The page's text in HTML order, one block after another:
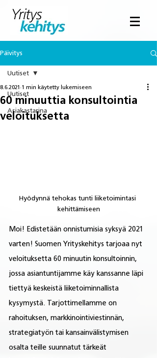
Päivitys
Uutiset
Asiakastarina
Uutiset
60 minuuttia konsultointia
veloituksetta
8.6.2021 1 min käytetty lukemiseen
Hyödynnä tehokas tunti liiketoimintasi
kehittämiseen
Moi! Edistetään onnistumisia syksyä 2021
varten! Suomen Yrityskehitys tarjoaa nyt
veloituksetta 60 minuutin konsultoinnin,
jossa asiantuntijamme käy kanssanne läpi
tiettyä keskeistä liiketoiminnallista
kysymystä. Tarjottimellamme on
rahoituksen, markkinointiviestinnän,
strategiatyön tai kansainvälistymisen
osalta teille suunnatut tärkeät